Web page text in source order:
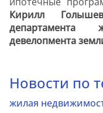
Кирилл
девелопмента
Новости по
жилая